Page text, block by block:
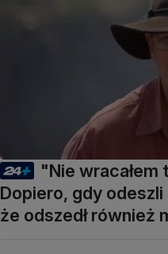
"Nie wracałem
Dopiero, gdy odeszli
że odszedł również